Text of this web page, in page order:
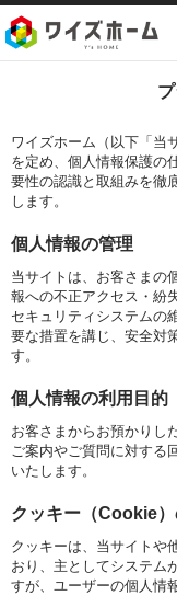
ワイズホーム（以下「当
を定め、個人情報保護の
要性の認識と取組みを徹
します。
個人情報の管理
当サイトは、お客さまの
報への不正アクセス・紛
セキュリティシステムの
要な措置を講じ、安全対
す。
個人情報の利用目的
お客さまからお預かりし
ご案内やご質問に対する
いたします。
クッキー（Cookie
クッキーは、当サイトや
おり、主としてシステム
すが、ユーザーの個人情